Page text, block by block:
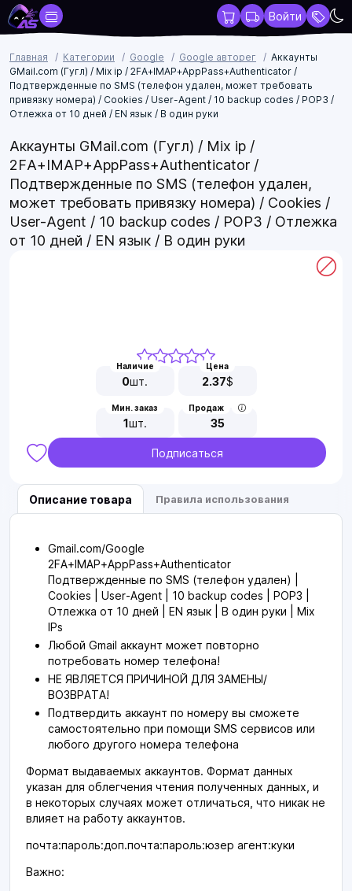
Войти
Главная Категории Google Google авторег
Аккаунты
GMail.com (Гугл) / Mix ip / 2FA+IMAP+AppPass+Authenticator /
Подтвержденные по SMS (телефон удален, может требовать
привязку номера) / Cookies / User-Agent / 10 backup codes / POP3 /
Отлежка от 10 дней / EN язык / В один руки
Аккаунты GMail.com (Гугл) / Mix ip /
2FA+IMAP+AppPass+Authenticator /
Подтвержденные по SMS (телефон удален,
может требовать привязку номера) / Cookies /
User-Agent / 10 backup codes / POP3 / Отлежка
от 10 дней / EN язык / В один руки
Наличие
0шт.
Цена
2.37$
Мин. заказ
1шт.
Продаж
35
Подписаться
Описание товара Правила использования
Gmail.com/Google
2FA+IMAP+AppPass+Authenticator
Подтвержденные по SMS (телефон удален) |
Cookies | User-Agent | 10 backup codes | POP3 |
Отлежка от 10 дней | EN язык | В один руки | Mix
IPs
Любой Gmail аккаунт может повторно
потребовать номер телефона!
НЕ ЯВЛЯЕТСЯ ПРИЧИНОЙ ДЛЯ ЗАМЕНЫ/
ВОЗВРАТА!
Подтвердить аккаунт по номеру вы сможете
самостоятельно при помощи SMS сервисов или
любого другого номера телефона
Формат выдаваемых аккаунтов. Формат данных
указан для облегчения чтения полученных данных, и
в некоторых случаях может отличаться, что никак не
влияет на работу аккаунтов.
почта:пароль:доп.почта:пароль:юзер агент:куки
Важно: